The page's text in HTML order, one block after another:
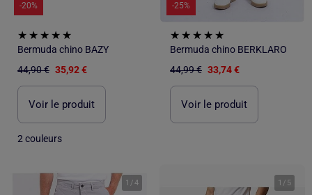
-20%
Bermuda chino BAZY
44,90 € 35,92 €
Voir le produit
2 couleurs
-25%
Bermuda chino BERKLARO
44,99 € 33,74 €
Voir le produit
1 /4 1 / 5